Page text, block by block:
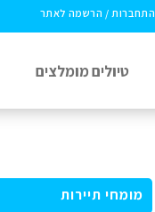
התחברות / הרשמה לאתר
טיולים מומלצים
מומחי תיירות